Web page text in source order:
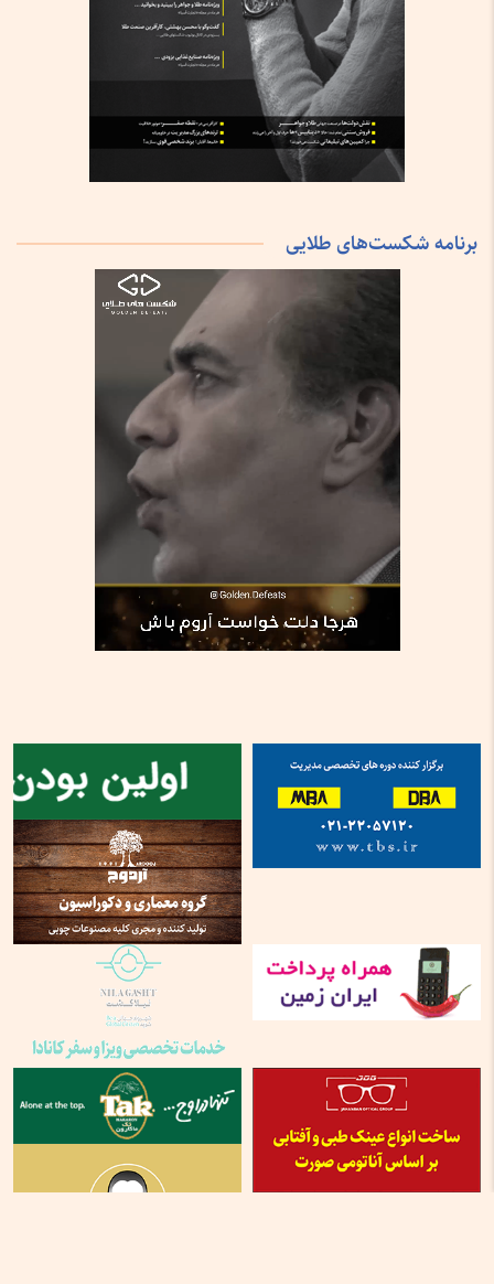
برنامه شکست‌های طلایی